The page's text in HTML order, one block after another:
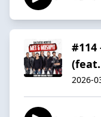
#114
(feat.
2026-